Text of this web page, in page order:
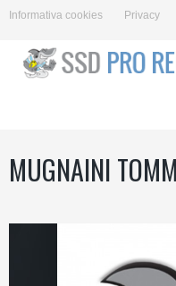
Informativa cookies Privacy
MUGNAINI